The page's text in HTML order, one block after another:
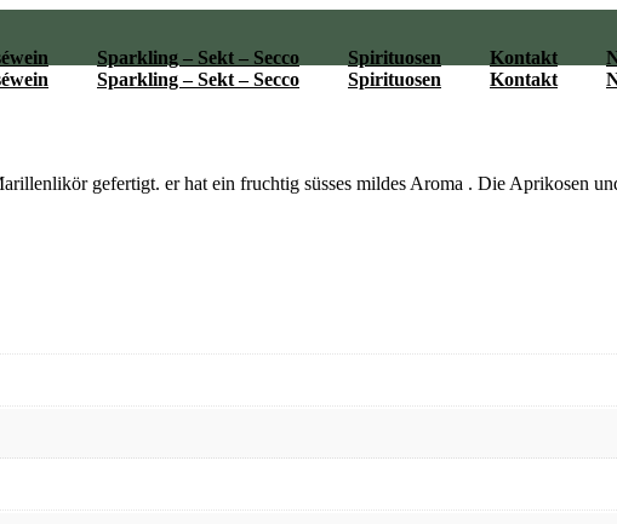
Sparkling – Sekt – Secco Spirituosen Kontakt
Sparkling – Sekt – Secco Spirituosen Kontakt
gefertigt. er hat ein fruchtig süsses mildes Aroma . Die Aprikosen